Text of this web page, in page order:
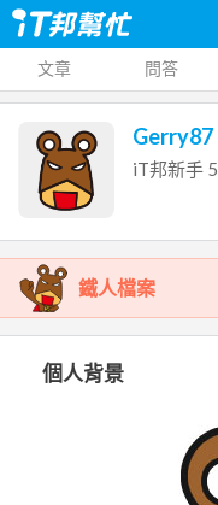
文章 問答
Gerry87
iT邦新手 5
鐵人檔案
個人背景